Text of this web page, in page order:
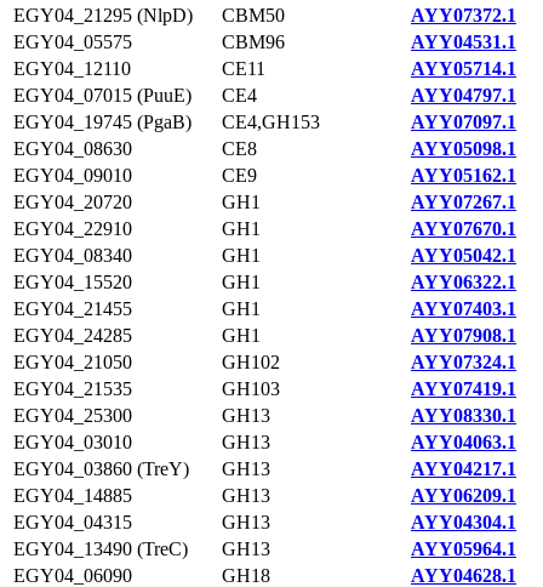
EGY04_21295 (NlpD)
CBM50
AYY07372.1
EGY04_05575
CBM96
AYY04531.1
EGY04_12110
CE11
AYY05714.1
EGY04_07015 (PuuE)
CE4
AYY04797.1
EGY04_19745 (PgaB)
CE4,GH153
AYY07097.1
EGY04_08630
CE8
AYY05098.1
EGY04_09010
CE9
AYY05162.1
EGY04_20720
GH1
AYY07267.1
EGY04_22910
GH1
AYY07670.1
EGY04_08340
GH1
AYY05042.1
EGY04_15520
GH1
AYY06322.1
EGY04_21455
GH1
AYY07403.1
EGY04_24285
GH1
AYY07908.1
EGY04_21050
GH102
AYY07324.1
EGY04_21535
GH103
AYY07419.1
EGY04_25300
GH13
AYY08330.1
EGY04_03010
GH13
AYY04063.1
EGY04_03860 (TreY)
GH13
AYY04217.1
EGY04_14885
GH13
AYY06209.1
EGY04_04315
GH13
AYY04304.1
EGY04_13490 (TreC)
GH13
AYY05964.1
EGY04_06090
GH18
AYY04628.1